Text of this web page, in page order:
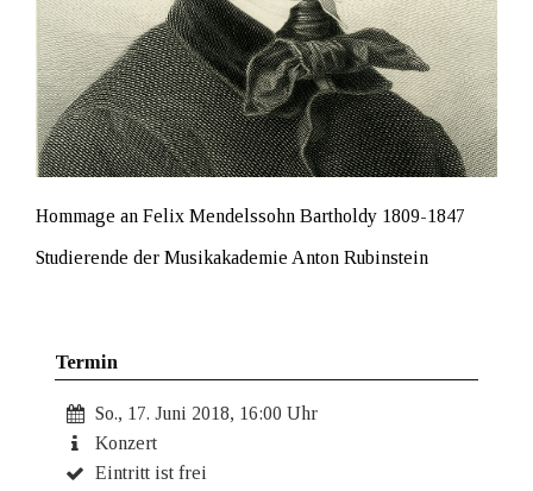
Hommage an Felix Mendelssohn Bartholdy 1809-1847
Studierende der Musikakademie Anton Rubinstein
Termin
So., 17. Juni 2018, 16:00 Uhr
Konzert
Eintritt ist frei